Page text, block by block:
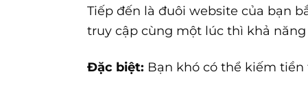
Tiếp đến là đuôi website của bạn
truy cập cùng một lúc thì khả
Đặc biệt: Bạn khó có thể kiếm